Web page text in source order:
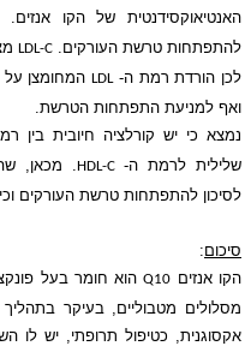
האנטיאוקסידנטית של הקו
להתפתחות טרשת העורקים. LDL-C
לכן הורדת רמת ה-
LDL המחומצן על
ואף למניעת התפתחות הטרשת.
נמצא כי יש קורלציה חיובית בין
שלילית לרמת ה-HDL-C . מכאן,
לסיכון להתפתחות טרשת העורקים
סיכום:
הקו אנזים Q10 הוא חומר בעל
מסלולים מטבוליים, בעיקר
אקסוגנית, כטיפול תרופתי, יש לו